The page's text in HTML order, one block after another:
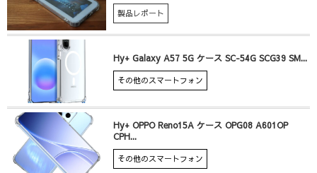
製品レポート
Hy+ Galaxy A57 5G ケース SC-54G SCG39 SM...
その他のスマートフォン
Hy+ OPPO Reno15A ケース OPG08 A601OP
CPH...
その他のスマートフォン